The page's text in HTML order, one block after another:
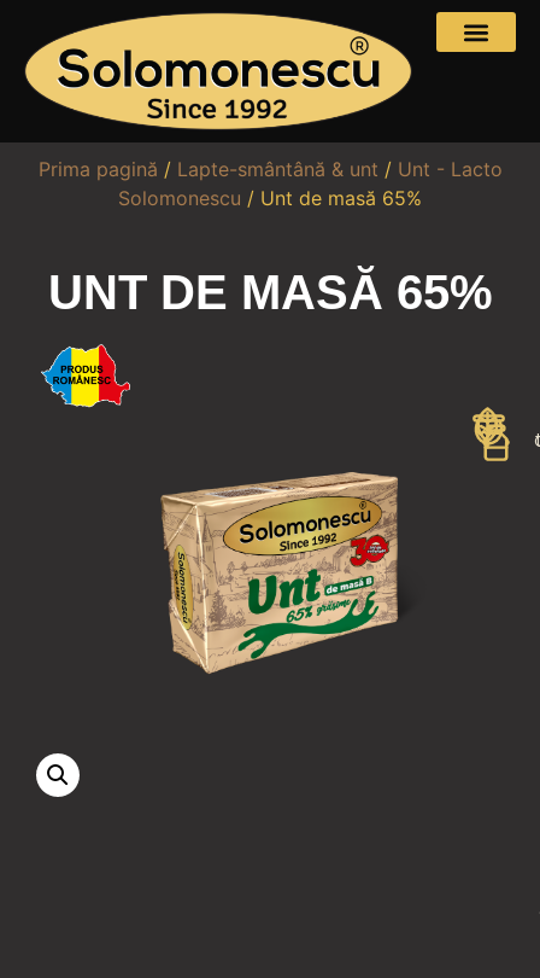
Prima pagină / Lapte-smântână & unt / Unt - Lacto
Solomonescu / Unt de masă 65%
UNT DE MASĂ 65%